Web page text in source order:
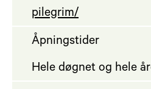
pilegrim/
Åpningstider
Hele døgnet og hele